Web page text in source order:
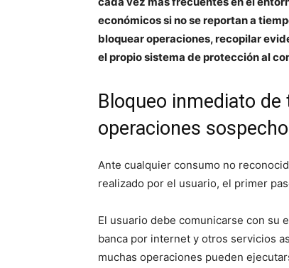
económicos si no se reportan a
bloquear operaciones, recopilar
el propio sistema de protección al
Bloqueo inmediato
operaciones
Ante cualquier consumo no
realizado por el usuario, el primer
El usuario debe comunicarse con su
banca por internet y otros servicios
muchas operaciones pueden